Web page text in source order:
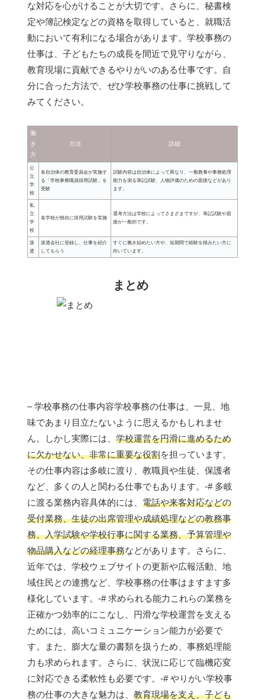
な対応を心がけることが大切です。さらに、秘書検
定や簿記検定などの資格を取得していると、就職活
動において有利になる場合があります。学校事務の
仕事は、子どもたちの成長を間近で見守りながら、
教育現場に貢献できるやりがいのある仕事です。自
分に合った方法で、ぜひ学校事務の仕事に挑戦して
みてください。
働
き
方
方法 詳細
公
立
学
校
各自治体の教育委員会が実施す
る「学校事務職員採用試験」を
受験
試験内容は自治体によって異なり、一般教養や事務処理
能力を測る筆記試験、人物評価のための面接などがあり
ます。
私
立
学
校
各学校が独自に採用試験を実施
選考方法は学校によってさまざまですが、筆記試験や面
接が一般的です。
派
遣
派遣会社に登録し、仕事を紹介
してもらう
すぐに働き始めたい方や、短期間で経験を積みたい方に
向いています。
まとめ
– 学校事務の仕事内容学校事務の仕事は、一見、地
味であまり目立たないように思えるかもしれませ
ん。しかし実際には、 学校運営を円滑に進めるため
に欠かせない、非常に重要な役割を担っています。
その仕事内容は多岐に渡り、教職員や生徒、保護者
など、多くの人と関わる仕事でもあります。-# 多岐
に渡る業務内容具体的には、 電話や来客対応などの
受付業務、生徒の出席管理や成績処理などの教務事
務、入学試験や学校行事に関する業務、予算管理や
物品購入などの経理事務などがあります。さらに、
近年では、学校ウェブサイトの更新や広報活動、地
域住民との連携など、学校事務の仕事はますます多
様化しています。-# 求められる能力これらの業務を
正確かつ効率的にこなし、円滑な学校運営を支える
ためには、高いコミュニケーション能力が必要で
す。また、膨大な量の書類を扱うため、事務処理能
力も求められます。さらに、状況に応じて臨機応変
に対応できる柔軟性も必要です。-# やりがい学校事
務の仕事の大きな魅力は、 教育現場を支え、子ども